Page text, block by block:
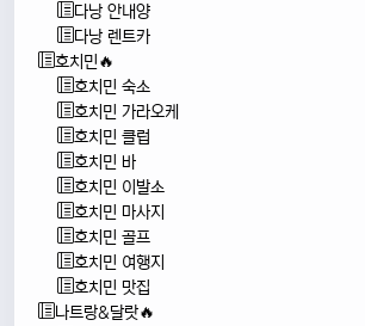
다낭 안내양
다낭 렌트카
호치민🔥
호치민 숙소
호치민 가라오케
호치민 클럽
호치민 바
호치민 이발소
호치민 마사지
호치민 골프
호치민 여행지
호치민 맛집
나트랑&달랏🔥